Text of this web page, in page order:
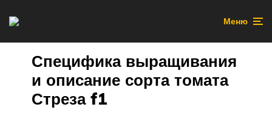
Меню
Специфика выращивания
и описание сорта томата
Стреза f1